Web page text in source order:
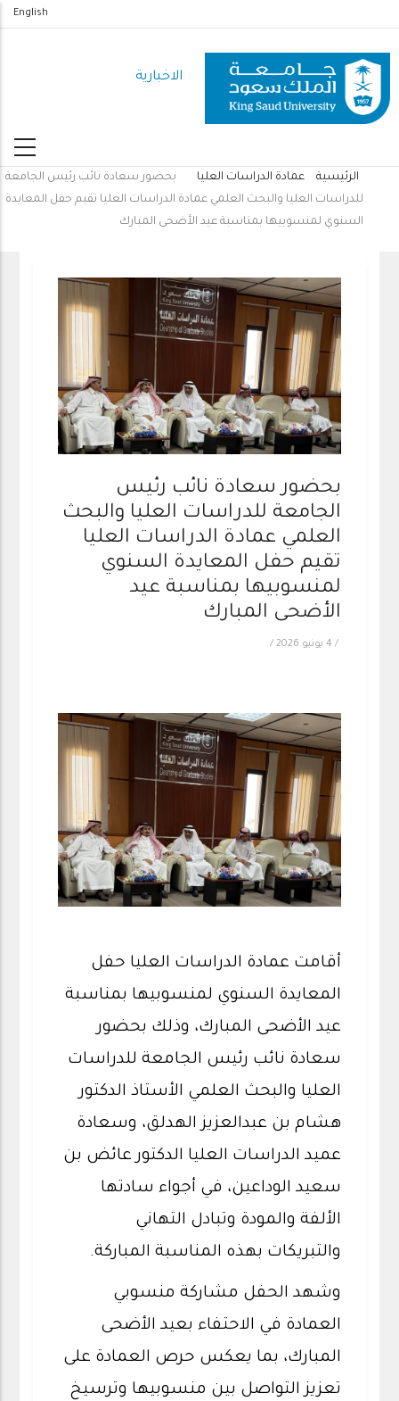
المحتوى
الرئيسي
English
الاخبارية
مسار
التنقل
الرئيسية عمادة الدراسات العليا
بحضور سعادة نائب رئيس الجامعة
للدراسات العليا والبحث العلمي عمادة الدراسات العليا تقيم حفل المعايدة
السنوي لمنسوبيها بمناسبة عيد الأضحى المبارك
بحضور سعادة نائب رئيس
الجامعة للدراسات العليا والبحث
العلمي عمادة الدراسات العليا
تقيم حفل المعايدة السنوي
لمنسوبيها بمناسبة عيد
الأضحى المبارك
/4 يونيو 2026 /
أقامت عمادة الدراسات العليا حفل
المعايدة السنوي لمنسوبيها بمناسبة
عيد الأضحى المبارك، وذلك بحضور
سعادة نائب رئيس الجامعة للدراسات
العليا والبحث العلمي الأستاذ الدكتور
هشام بن عبدالعزيز الهدلق، وسعادة
عميد الدراسات العليا الدكتور عائض بن
سعيد الوداعين، في أجواء سادتها
الألفة والمودة وتبادل التهاني
والتبريكات بهذه المناسبة المباركة.
وشهد الحفل مشاركة منسوبي
العمادة في الاحتفاء بعيد الأضحى
المبارك، بما يعكس حرص العمادة على
تعزيز التواصل بين منسوبيها وترسيخ